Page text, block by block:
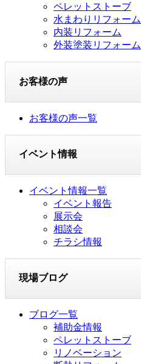
ペレットストーブ
水まわりリフォーム
内装リフォーム
外装塗装リフォーム
お客様の声
お客様の声一覧
イベント情報
イベント情報一覧
イベント報告
展示会
相談会
チラシ情報
現場ブログ
ブログ一覧
補助金情報
ペレットストーブ
リノベーション